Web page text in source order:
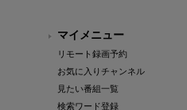
マイメニュー
リモート録画予約
お気に入りチャンネル
見たい番組一覧
検索ワード登録